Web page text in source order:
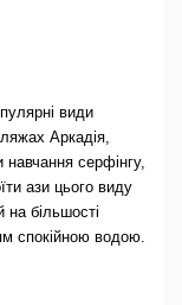
види
Аркадія,
серфінгу,
ази цього виду
на більшості
спокійною водою.